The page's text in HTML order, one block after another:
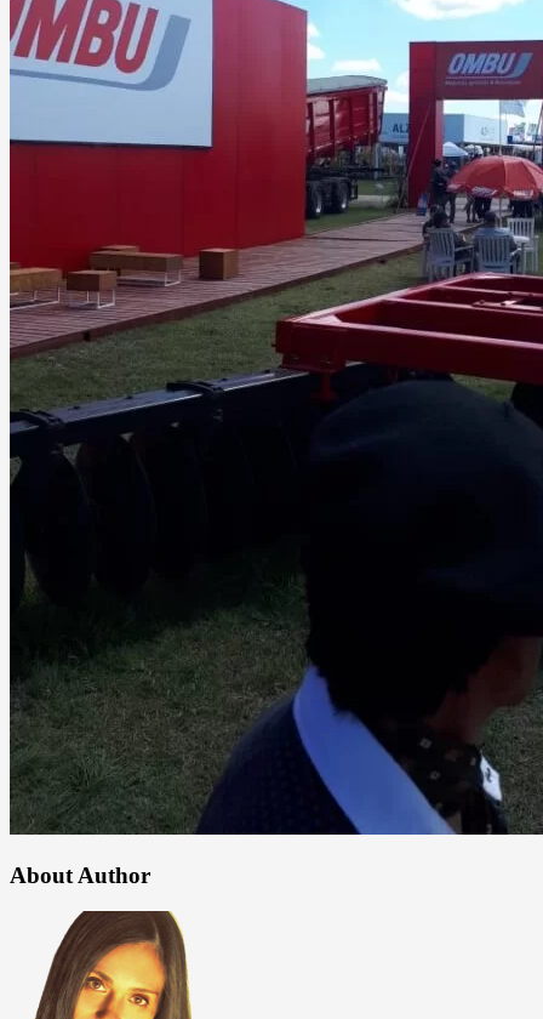
About Author